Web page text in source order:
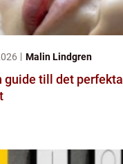
Malin Lindgren
guide till det perfekta